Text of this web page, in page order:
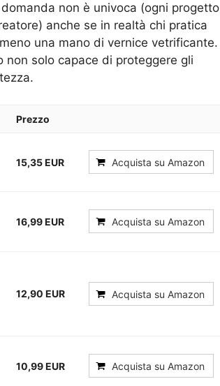
non è univoca (ogni progetto
anche se in realtà chi pratica
una mano di vernice vetrificante.
solo capace di proteggere gli
Prezzo
15,35 EUR Acquista su Amazon
16,99 EUR Acquista su Amazon
12,90 EUR Acquista su Amazon
10,99 EUR Acquista su Amazon